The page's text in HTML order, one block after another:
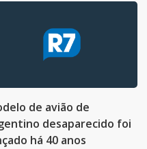
de avião de
desaparecido foi
há 40 anos